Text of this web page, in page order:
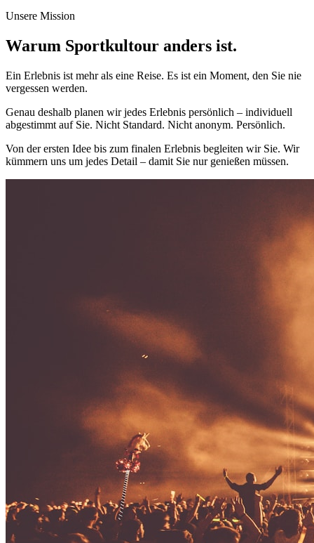
Unsere Mission
Warum Sportkultour anders ist.
Ein Erlebnis ist mehr als eine Reise. Es ist ein Moment, den Sie nie
vergessen werden.
Genau deshalb planen wir jedes Erlebnis persönlich – individuell
abgestimmt auf Sie. Nicht Standard. Nicht anonym. Persönlich.
Von der ersten Idee bis zum finalen Erlebnis begleiten wir Sie. Wir
kümmern uns um jedes Detail – damit Sie nur genießen müssen.